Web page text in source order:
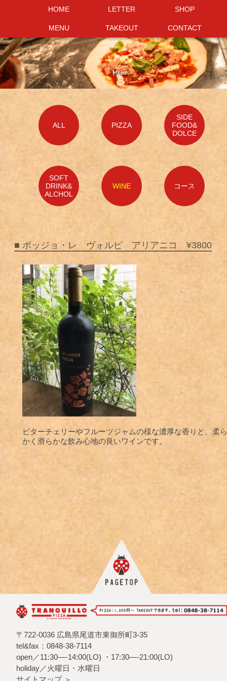
HOME LETTER SHOP
MENU TAKEOUT CONTACT
HOME LETTER SHOP
MENU TAKEOUT CONTACT
ALL PIZZA
SIDE
FOOD&
DOLCE
SOFT
DRINK&
ALCHOL
WINE コース
■ ポッジョ・レ ヴォルピ アリアニコ ¥3800
ビターチェリーやフルーツジャムの様な濃厚な香りと、柔ら
かく滑らかな飲み心地の良いワインです。
〒722-0036 広島県尾道市東御所町3-35
tel&fax：0848-38-7114
open／11:30—-14:00(LO) ・17:30—-21:00(LO)
holiday／火曜日・水曜日
サイトマップ ＞